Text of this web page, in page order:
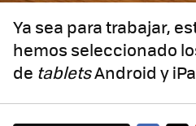
Ya sea para trabajar,
hemos seleccionado
de tabletsAndroid y